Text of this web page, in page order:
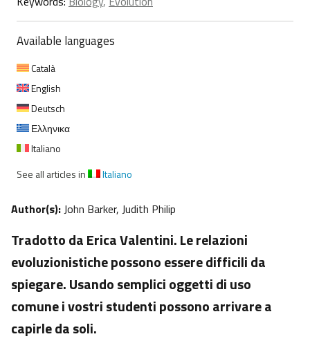
Available languages
Català
English
Deutsch
Ελληνικα
Italiano
See all articles in
Italiano
Author(s):John Barker, Judith Philip
Tradotto da Erica Valentini. Le relazioni
evoluzionistiche possono essere difficili da
spiegare. Usando semplici oggetti di uso
comune i vostri studenti possono arrivare a
capirle da soli.